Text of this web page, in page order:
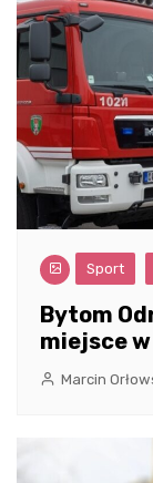
Sport
Bytom
miejsce
Marcin